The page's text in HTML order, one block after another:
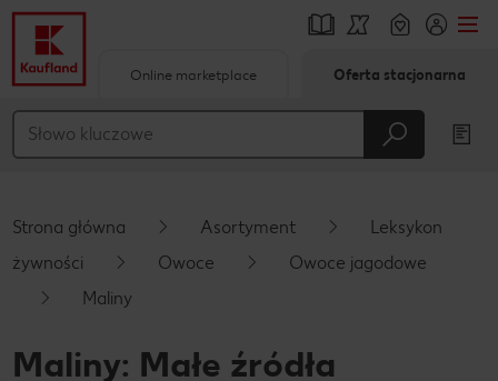
Główna treść
Pływający pasek boczny
Online marketplace Oferta stacjonarna
Strona główna Asortyment
Leksykon
żywności
Owoce
Owoce jagodowe
Maliny
Maliny: Małe źródła